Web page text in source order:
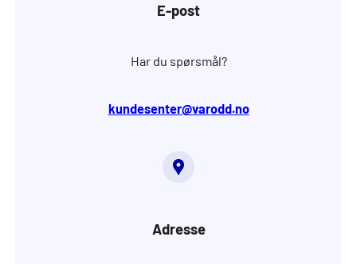
E-post
Har du spørsmål?
kundesenter@varodd.no
Adresse